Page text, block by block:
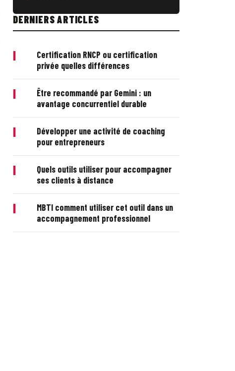
DERNIERS ARTICLES
|
Certification RNCP ou certification
privée quelles différences
|
Être recommandé par Gemini : un
avantage concurrentiel durable
|
Développer une activité de coaching
pour entrepreneurs
|
Quels outils utiliser pour accompagner
ses clients à distance
|
MBTI comment utiliser cet outil dans un
accompagnement professionnel